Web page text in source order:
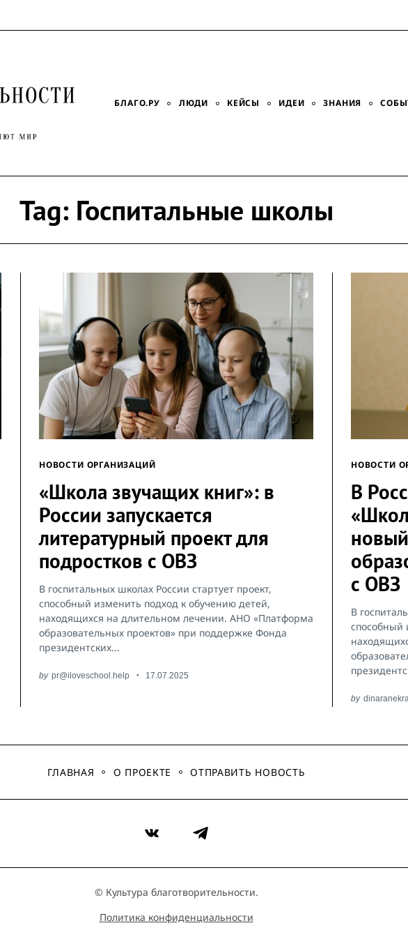
БЛАГО.РУ ЛЮДИ КЕЙСЫ ИДЕИ ЗНАНИЯ
Tag:Госпитальные школы
НОВОСТИ ОРГАНИЗАЦИЙ
«Школа звучащих книг»: в
России запускается
литературный проект для
подростков с ОВЗ
В госпитальных школах России стартует проект,
способный изменить подход к обучению детей,
находящихся на длительном лечении. АНО «Платформа
образовательных проектов» при поддержке Фонда
президентских...
by pr@iloveschool.help 17.07.2025
НОВОСТИ
В
с ОВЗ
В
способный
by
ГЛАВНАЯ О ПРОЕКТЕ ОТПРАВИТЬ НОВОСТЬ
VK Telegram
© Культура благотворительности.
Политика конфиденциальности